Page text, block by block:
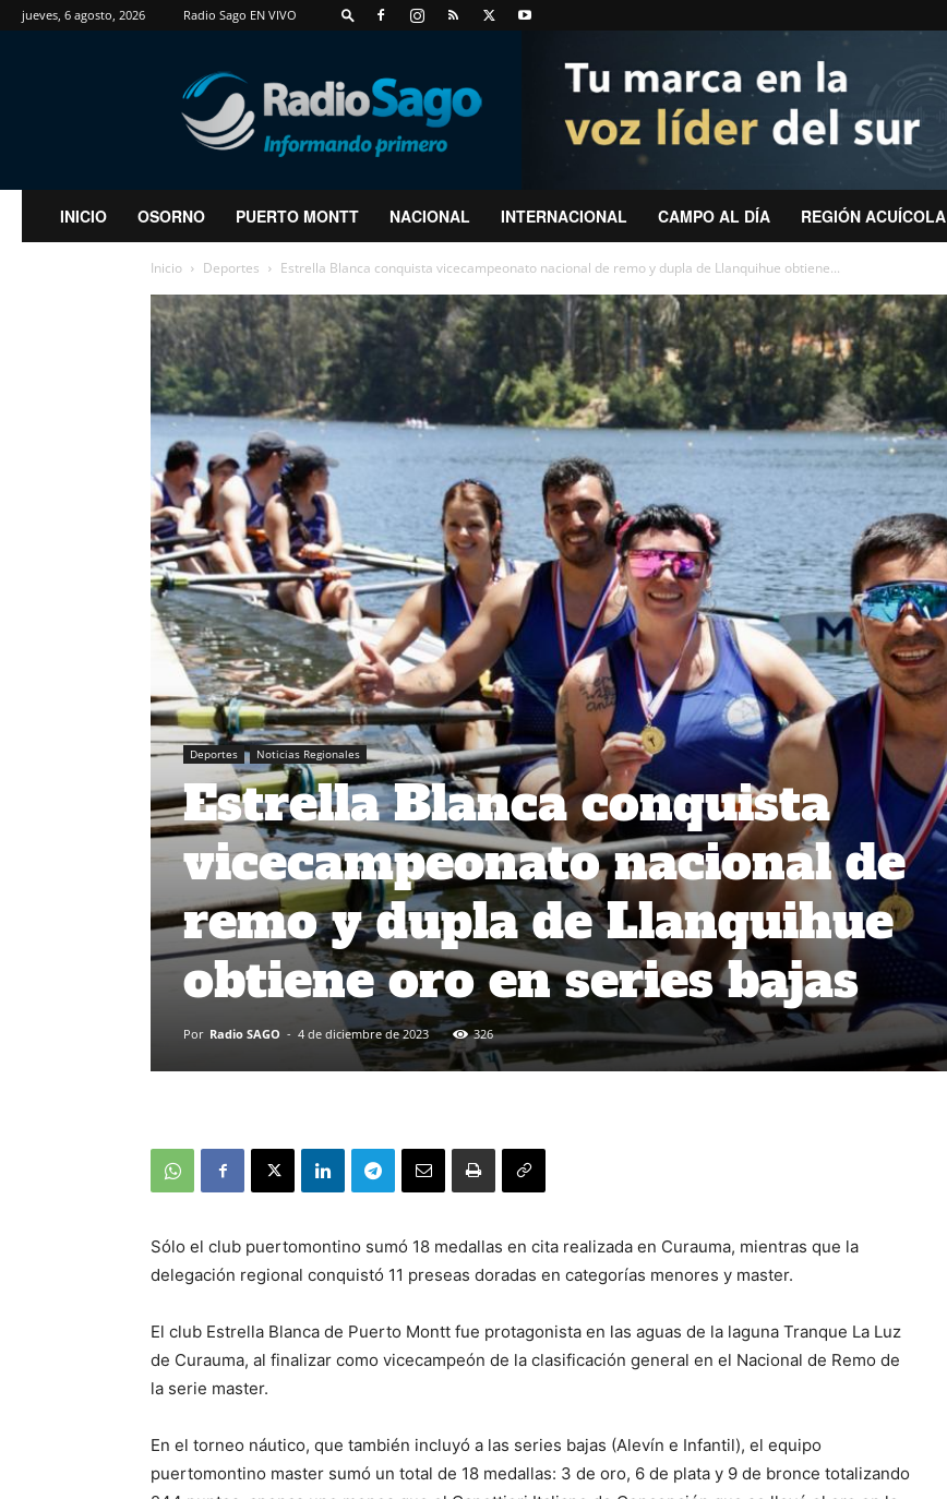
jueves, 6 agosto, 2026 Radio Sago EN VIVO
RadioSago
INICIO OSORNO PUERTO MONTT NACIONAL INTERNACIONAL CAMPO AL DÍA REGIÓN ACUÍCOLA
Inicio Deportes Estrella Blanca conquista vicecampeonato nacional de remo y dupla de Llanquihue obtiene...
Deportes Noticias Regionales
Estrella Blanca conquista
vicecampeonato nacional de
remo y dupla de Llanquihue
obtiene oro en series bajas
Por Radio SAGO - 4 de diciembre de 2023 326
Sólo el club puertomontino sumó 18 medallas en cita realizada en Curauma, mientras que la
delegación regional conquistó 11 preseas doradas en categorías menores y master.
El club Estrella Blanca de Puerto Montt fue protagonista en las aguas de la laguna Tranque La Luz
de Curauma, al finalizar como vicecampeón de la clasificación general en el Nacional de Remo de
la serie master.
En el torneo náutico, que también incluyó a las series bajas (Alevín e Infantil), el equipo
puertomontino master sumó un total de 18 medallas: 3 de oro, 6 de plata y 9 de bronce totalizando